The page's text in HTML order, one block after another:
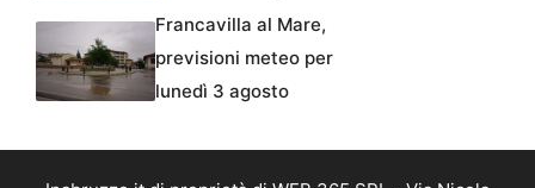
Francavilla al Mare,
previsioni meteo per
lunedì 3 agosto